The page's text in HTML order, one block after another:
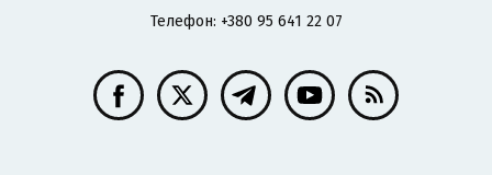
Телефон: +380 95 641 22 07